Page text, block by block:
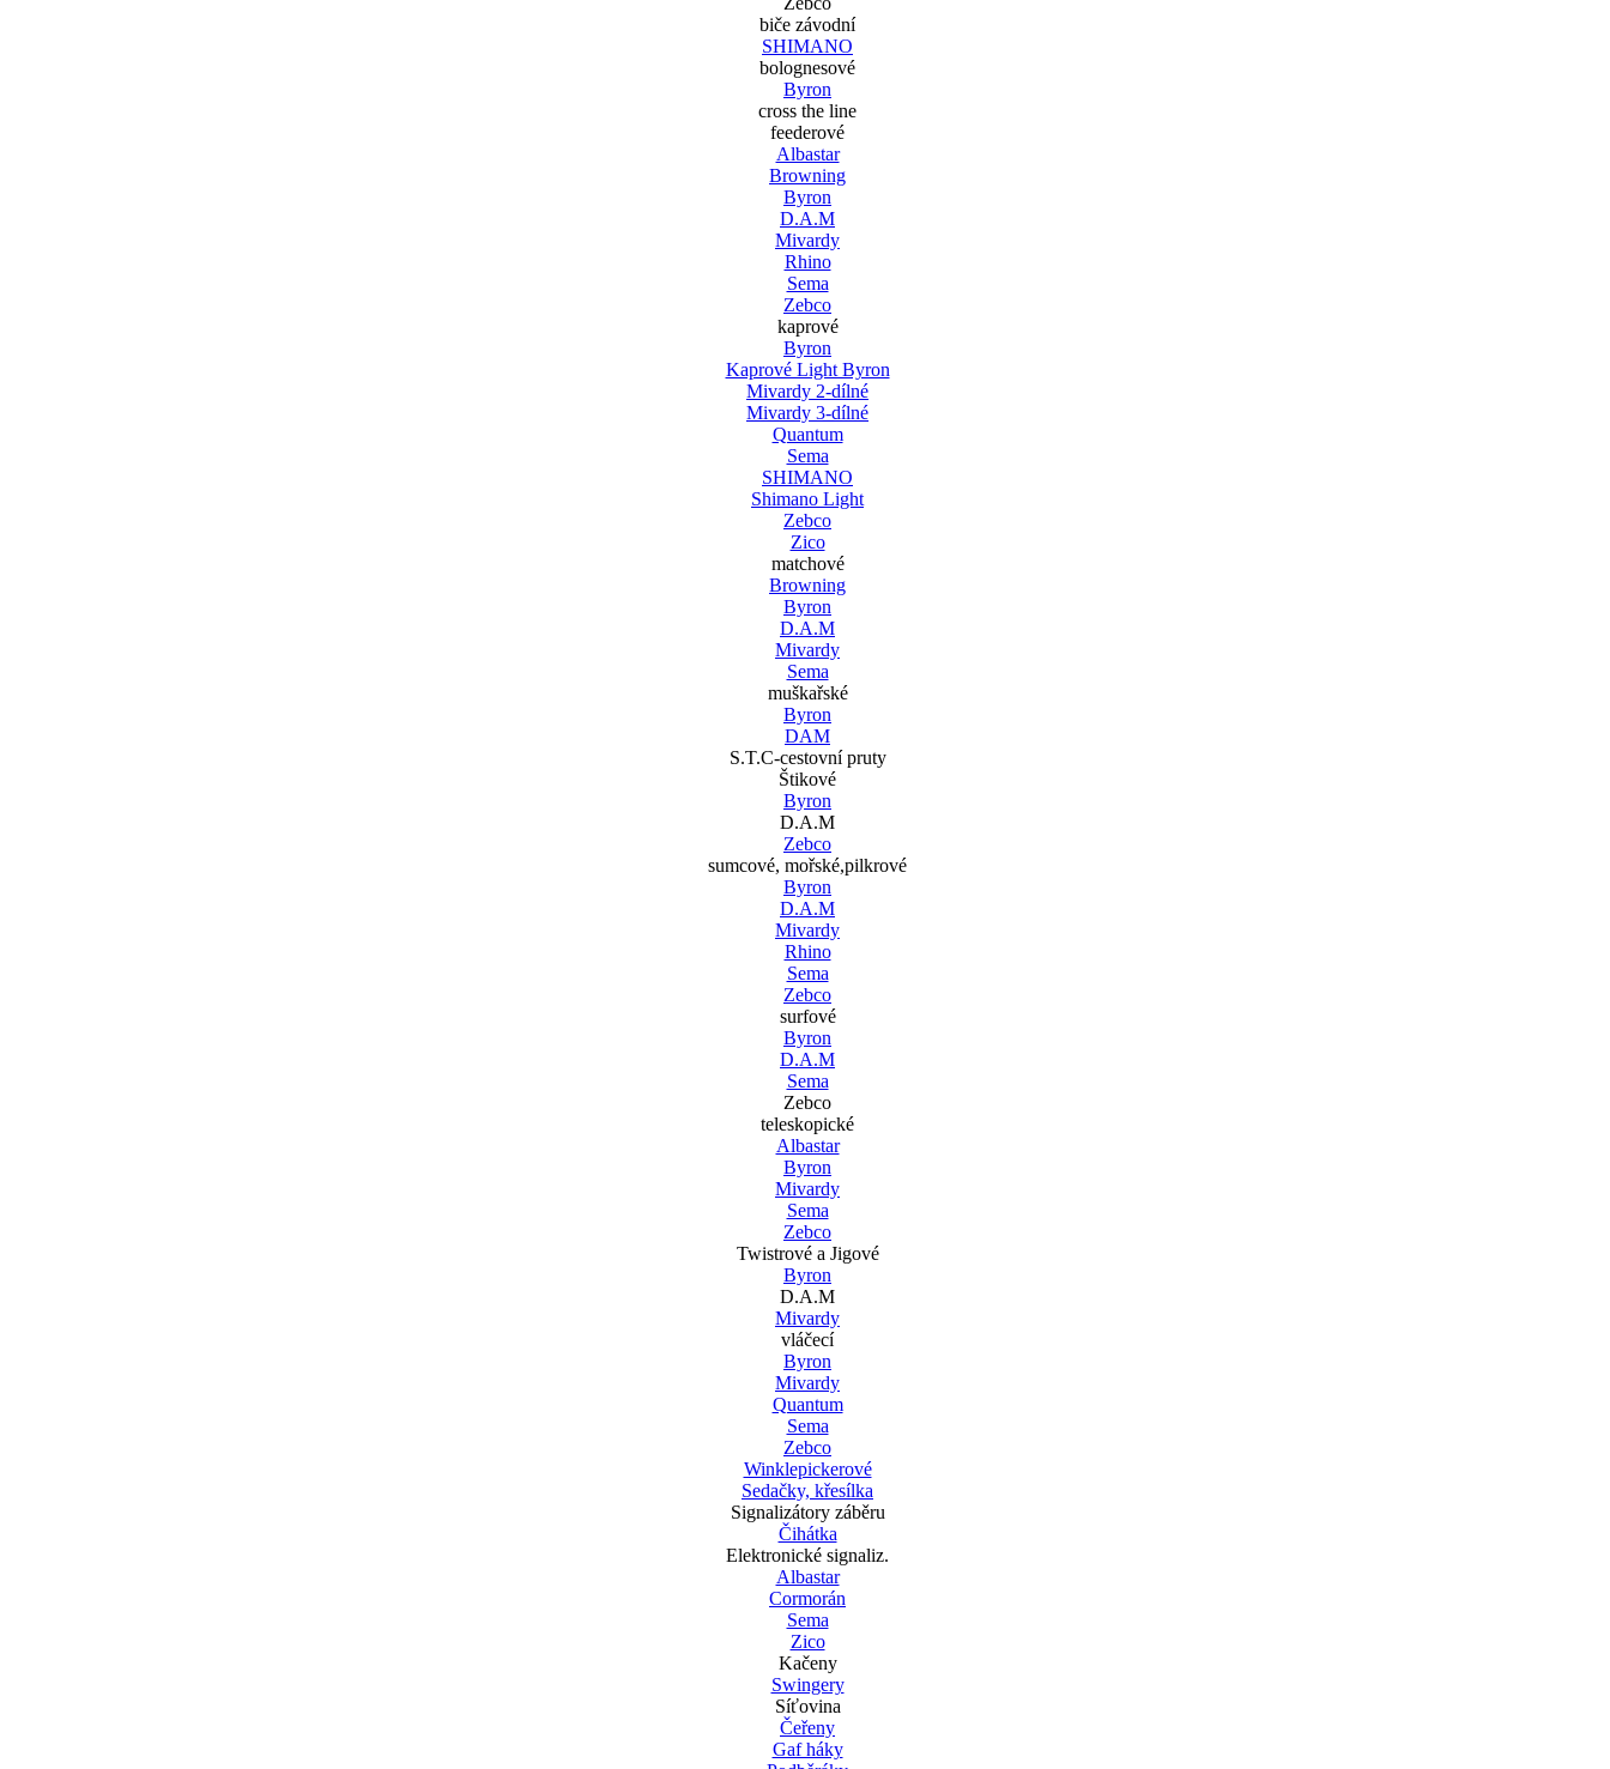
biče závodní
SHIMANO
bolognesové
Byron
cross the line
feederové
Albastar
Browning
Byron
D.A.M
Mivardy
Rhino
Sema
Zebco
kaprové
Byron
Kaprové Light Byron
Mivardy 2-dílné
Mivardy 3-dílné
Quantum
Sema
SHIMANO
Shimano Light
Zebco
Zico
matchové
Browning
Byron
D.A.M
Mivardy
Sema
muškařské
Byron
DAM
S.T.C-cestovní pruty
Štikové
Byron
D.A.M
Zebco
sumcové, mořské,pilkrové
Byron
D.A.M
Mivardy
Rhino
Sema
Zebco
surfové
Byron
D.A.M
Sema
Zebco
teleskopické
Albastar
Byron
Mivardy
Sema
Zebco
Twistrové a Jigové
Byron
D.A.M
Mivardy
vláčecí
Byron
Mivardy
Quantum
Sema
Zebco
Winklepickerové
Sedačky, křesílka
Signalizátory záběru
Čihátka
Elektronické signaliz.
Albastar
Cormorán
Sema
Zico
Kačeny
Swingery
Síťovina
Čeřeny
Gaf háky